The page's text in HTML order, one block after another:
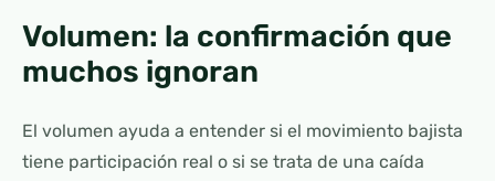
Volumen: la confirmación que
muchos ignoran
El volumen ayuda a entender si el movimiento bajista
tiene participación real o si se trata de una caída